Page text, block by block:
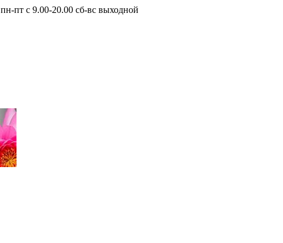
пн-пт с 9.00-20.00 сб-вс выходной